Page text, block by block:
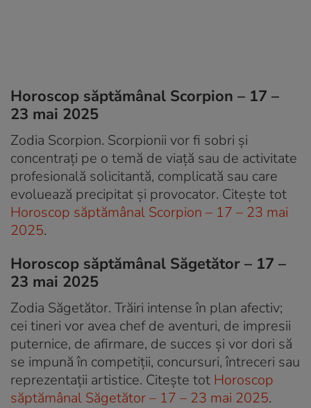
Horoscop săptămânal Scorpion – 17 –
23 mai 2025
Zodia Scorpion. Scorpionii vor fi sobri și
concentrați pe o temă de viață sau de activitate
profesională solicitantă, complicată sau care
evoluează precipitat și provocator. Citește tot
Horoscop săptămânal Scorpion – 17 – 23 mai
2025.
Horoscop săptămânal Săgetător – 17 –
23 mai 2025
Zodia Săgetător. Trăiri intense în plan afectiv;
cei tineri vor avea chef de aventuri, de impresii
puternice, de afirmare, de succes și vor dori să
se impună în competiții, concursuri, întreceri sau
reprezentații artistice. Citește tot Horoscop
săptămânal Săgetător – 17 – 23 mai 2025.